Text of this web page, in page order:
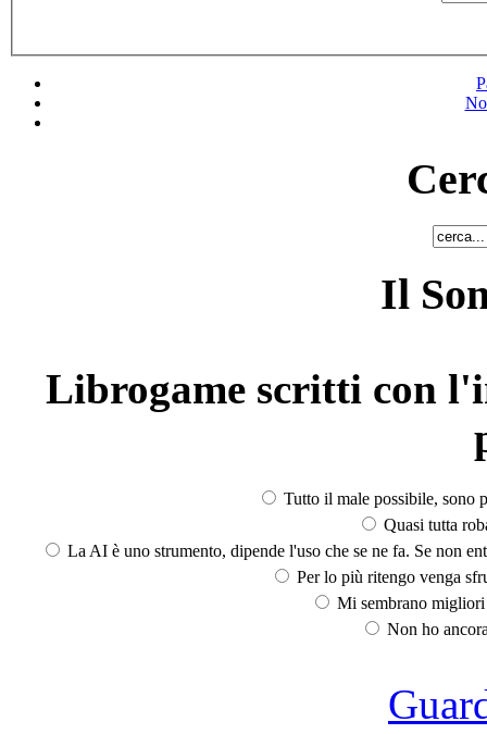
Il
Librogame scritti con
Tutto il male possibile, sono
Quasi tutta
La AI è uno strumento, dipende l'uso che se ne fa. Se non
Per lo più ritengo venga
Mi sembrano
Non ho